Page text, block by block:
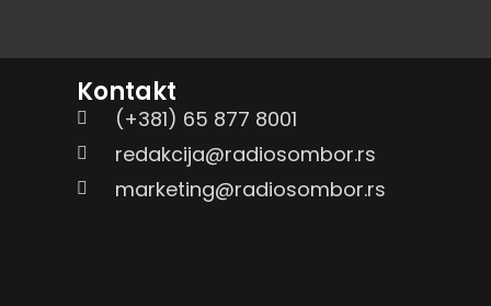
Kontakt
(+381) 65 877 8001
redakcija@radiosombor.rs
marketing@radiosombor.rs